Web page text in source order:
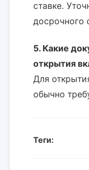
ставке.
досрочного
5. Какие
открытия
Для
обычно
Теги: